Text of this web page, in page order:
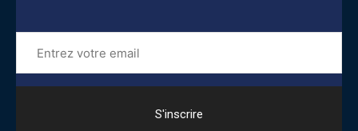
Entrez
votre
email